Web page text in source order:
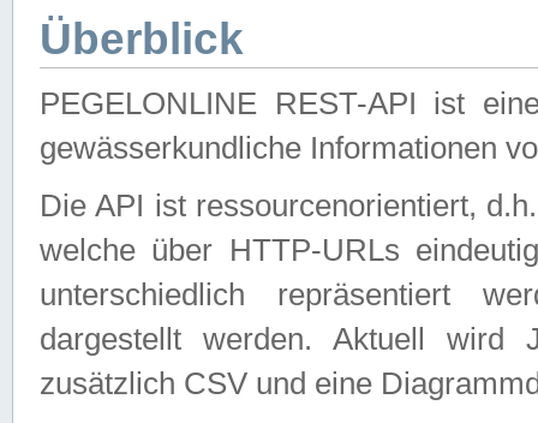
Überblick
PEGELONLINE REST-API ist
gewässerkundliche Informationen
Die API ist ressourcenorientiert,
welche über HTTP-URLs
unterschiedlich repräsentiert
dargestellt werden. Aktuell wird
zusätzlich CSV und eine